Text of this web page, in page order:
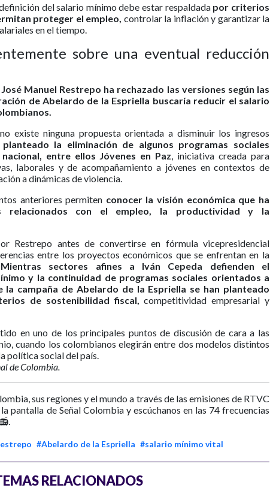
del salario mínimo debe estar respaldada por criterios
proteger el empleo, controlar la inflación y garantizar la
en el tiempo.
sobre una eventual reducción
José Manuel Restrepo ha rechazado las versiones según las
de Abelardo de la Espriella buscaría reducir el salario
existe ninguna propuesta orientada a disminuir los ingresos
la eliminación de algunos programas sociales
entre ellos Jóvenes en Paz, iniciativa creada para
laborales y de acompañamiento a jóvenes en contextos de
a dinámicas de violencia.
anteriores permiten conocer la visión económica que ha
relacionados con el empleo, la productividad y la
Restrepo antes de convertirse en fórmula vicepresidencial
entre los proyectos económicos que se enfrentan en la
Mientras sectores afines a Iván Cepeda defienden el
y la continuidad de programas sociales orientados a
la campaña de Abelardo de la Espriella se han planteado
de sostenibilidad fiscal, competitividad empresarial y
en uno de los principales puntos de discusión de cara a las
cuando los colombianos elegirán entre dos modelos distintos
política social del país.
de Colombia.
sus regiones y el mundo a través de las emisiones de RTVC
pantalla de Señal Colombia y escúchanos en las 74 frecuencias
#Abelardo de la Espriella #salario mínimo vital
RELACIONADOS